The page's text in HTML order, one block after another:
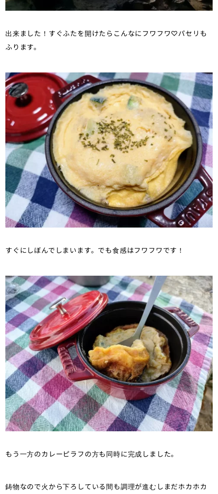
出来ました！すぐふたを開けたらこんなにフワフワ♡パセリも
ふります。
すぐにしぼんでしまいます。でも食感はフワフワです！
もう一方のカレーピラフの方も同時に完成しました。
鋳物なので火から下ろしている間も調理が進むしまだホカホカ